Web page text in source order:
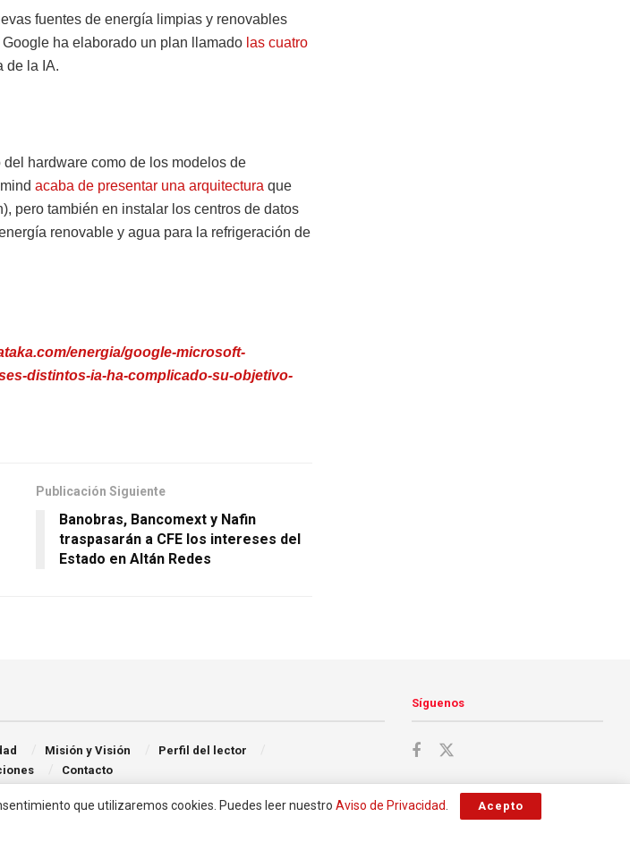
fuentes de energía limpias y renovables
Google ha elaborado un plan llamado las cuatro
de la IA.
hardware como de los modelos de
acaba de presentar una arquitectura que
pero también en instalar los centros de datos
renovable y agua para la refrigeración de
energia/google-microsoft-
distintos-ia-ha-complicado-su-objetivo-
Publicación Siguiente
Banobras, Bancomext y Nafin
traspasarán a CFE los intereses del
Estado en Altán Redes
Misión y Visión
Perfil del lector
Contacto
Síguenos
que utilizaremos cookies. Puedes leer nuestro Aviso de Privacidad Acepto